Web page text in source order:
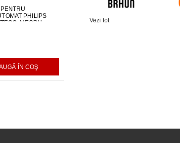
PHILIPS
NEGRU,
ÎN COŞ
ALIMENTATOR PENTRU MONITOR
Vezi tot